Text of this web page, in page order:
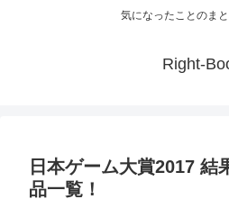
気になったことのま
Right-
日本ゲーム大賞2017 結
品一覧！